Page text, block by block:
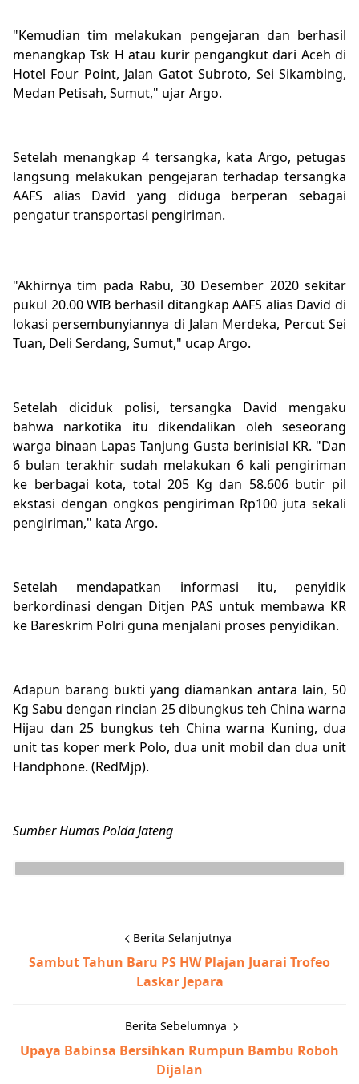
"Kemudian tim melakukan pengejaran dan berhasil
menangkap Tsk H atau kurir pengangkut dari Aceh di
Hotel Four Point, Jalan Gatot Subroto, Sei Sikambing,
Medan Petisah, Sumut," ujar Argo.
Setelah menangkap 4 tersangka, kata Argo, petugas
langsung melakukan pengejaran terhadap tersangka
AAFS alias David yang diduga berperan sebagai
pengatur transportasi pengiriman.
"Akhirnya tim pada Rabu, 30 Desember 2020 sekitar
pukul 20.00 WIB berhasil ditangkap AAFS alias David di
lokasi persembunyiannya di Jalan Merdeka, Percut Sei
Tuan, Deli Serdang, Sumut," ucap Argo.
Setelah diciduk polisi, tersangka David mengaku
bahwa narkotika itu dikendalikan oleh seseorang
warga binaan Lapas Tanjung Gusta berinisial KR. "Dan
6 bulan terakhir sudah melakukan 6 kali pengiriman
ke berbagai kota, total 205 Kg dan 58.606 butir pil
ekstasi dengan ongkos pengiriman Rp100 juta sekali
pengiriman," kata Argo.
Setelah mendapatkan informasi itu, penyidik
berkordinasi dengan Ditjen PAS untuk membawa KR
ke Bareskrim Polri guna menjalani proses penyidikan.
Adapun barang bukti yang diamankan antara lain, 50
Kg Sabu dengan rincian 25 dibungkus teh China warna
Hijau dan 25 bungkus teh China warna Kuning, dua
unit tas koper merk Polo, dua unit mobil dan dua unit
Handphone. (RedMjp).
Sumber Humas Polda Jateng
Berita Selanjutnya
Sambut Tahun Baru PS HW Plajan Juarai Trofeo
Laskar Jepara
Berita Sebelumnya
Upaya Babinsa Bersihkan Rumpun Bambu Roboh
Dijalan